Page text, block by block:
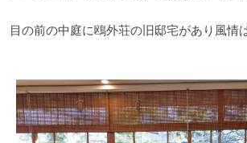
目の前の中庭に鴎外荘の旧邸宅があり風情